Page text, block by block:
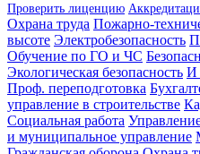
Проверить лиценцию
Охрана труда Пожарно-
высоте Электробезопасность
Обучение по ГО и ЧС
Экологическая безопасность И
Проф. переподготовка
управление в строительстве
Социальная работа
и муниципальное управление